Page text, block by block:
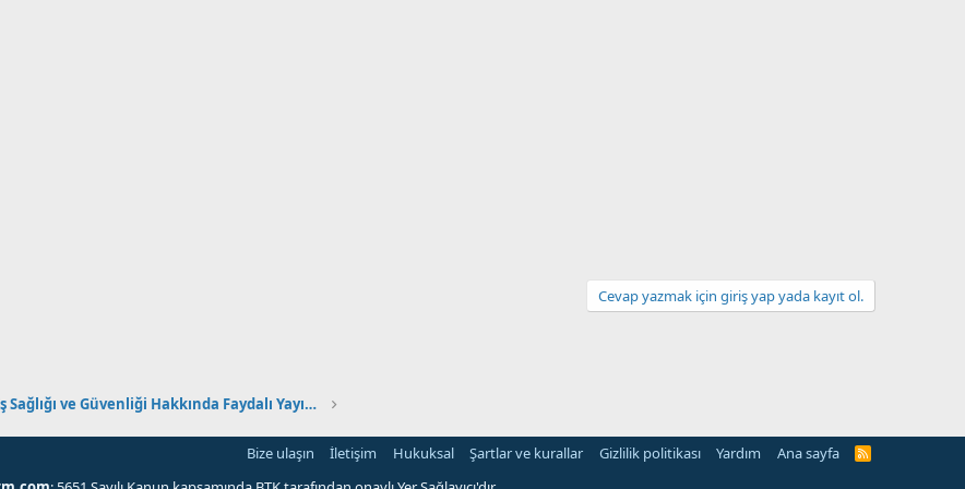
Cevap yazmak için giriş yap yada kayıt ol.
İş Sağlığı ve Güvenliği Hakkında Faydalı Yayınlar
Bize ulaşın İletişim Hukuksal Şartlar ve kurallar Gizlilik politikası Yardım Ana sayfa
R